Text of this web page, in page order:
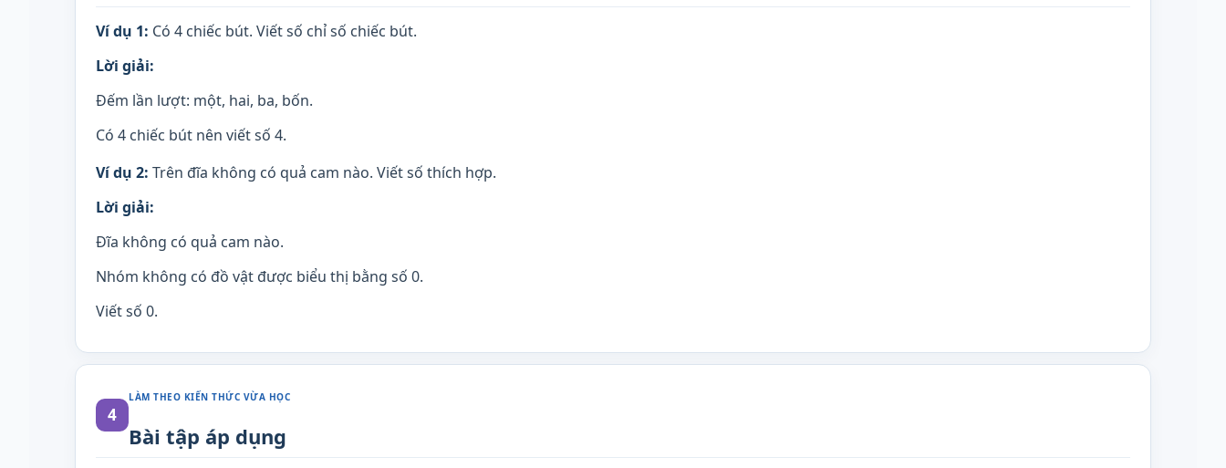
Ví dụ 1: Có 4 chiếc bút. Viết số chỉ số chiếc bút.
Lời giải:
Đếm lần lượt: một, hai, ba, bốn.
Có 4 chiếc bút nên viết số 4.
Ví dụ 2: Trên đĩa không có quả cam nào. Viết số thích hợp.
Lời giải:
Đĩa không có quả cam nào.
Nhóm không có đồ vật được biểu thị bằng số 0.
Viết số 0.
4
LÀM THEO KIẾN THỨC VỪA HỌC
Bài tập áp dụng